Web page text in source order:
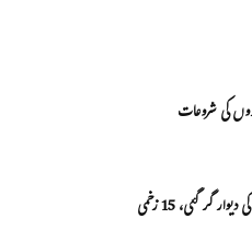
گر گئی، 15 زخمی